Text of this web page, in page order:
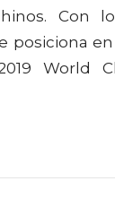
Con
posiciona
World